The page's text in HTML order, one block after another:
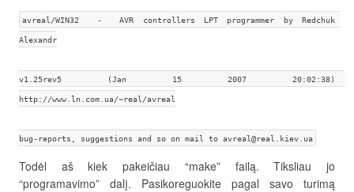
avreal/WIN32  -  AVR controllers LPT programmer by Redchuk
Alexandr
v1.25rev5 (Jan 15 2007 20:02:38)
http://www.ln.com.ua/~real/avreal
bug-reports, suggestions and so on mail to avreal@real.kiev.ua
Todėl aš kiek pakeičiau “make” failą. Tiksliau jo
“programavimo” dalį. Pasikoreguokite pagal savo turimą